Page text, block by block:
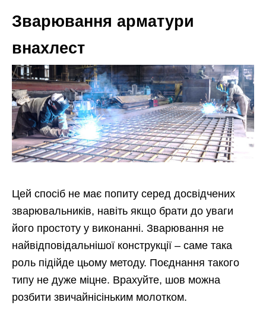
Зварювання арматури
внахлест
Цей спосіб не має попиту серед досвідчених
зварювальників, навіть якщо брати до уваги
його простоту у виконанні. Зварювання не
найвідповідальнішої конструкції – саме така
роль підійде цьому методу. Поєднання такого
типу не дуже міцне. Врахуйте, шов можна
розбити звичайнісіньким молотком.